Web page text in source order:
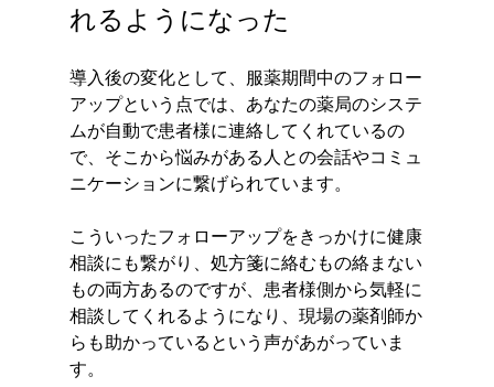
れるようになった
導入後の変化として、服薬期間中のフォロー
アップという点では、あなたの薬局のシステ
ムが自動で患者様に連絡してくれているの
で、そこから悩みがある人との会話やコミュ
ニケーションに繋げられています。
こういったフォローアップをきっかけに健康
相談にも繋がり、処方箋に絡むもの絡まない
もの両方あるのですが、患者様側から気軽に
相談してくれるようになり、現場の薬剤師か
らも助かっているという声があがっていま
す。